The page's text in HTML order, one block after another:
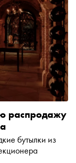
распродажу
бутылки из